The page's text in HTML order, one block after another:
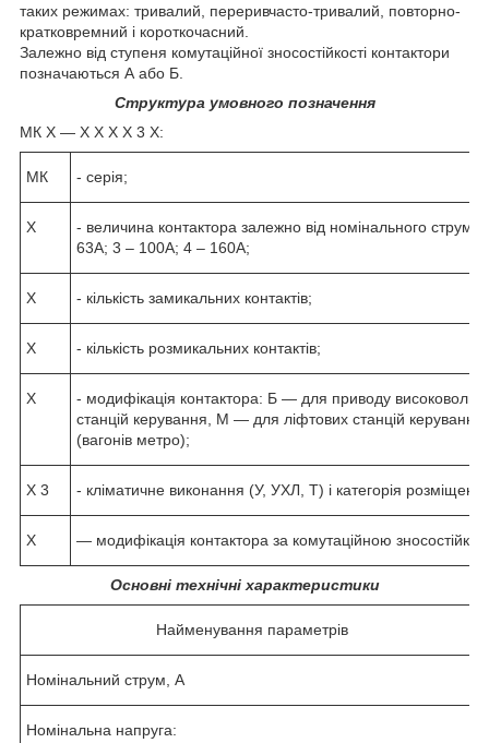
таких режимах: тривалий, переривчасто-тривалий, повторно-
кратковремний і короткочасний.
Залежно від ступеня комутаційної зносостійкості контактори
позначаються А або Б.
Структура умовного позначення
МК Х ― Х Х Х Х 3 Х:
МК - серія;
X
- величина контактора залежно від номінального
63А; 3 – 100А; 4 – 160А;
X - кількість замикальних контактів;
X - кількість розмикальних контактів;
X
- модифікація контактора: Б — для приводу
станцій керування, М — для ліфтових станцій
(вагонів метро);
X 3 - кліматичне виконання (У, УХЛ, Т) і категорія
X — модифікація контактора за комутаційною
Основні технічні характеристики
Найменування параметрів
Номінальний струм, А
Номінальна напруга: